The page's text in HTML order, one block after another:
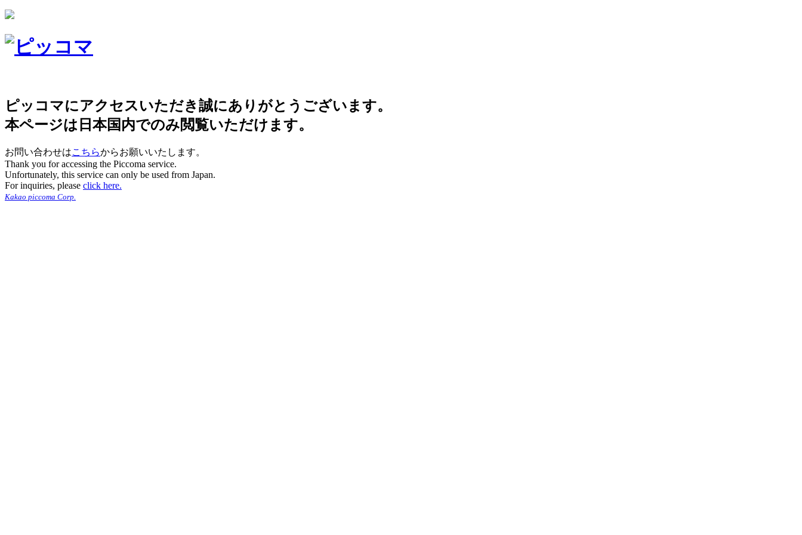
ピッコマにアクセスいただき誠にありがとうございます。
本ページは日本国内でのみ閲覧いただけます。
お問い合わせはこちらからお願いいたします。
Thank you for accessing the Piccoma service.
Unfortunately, this service can only be used from Japan.
For inquiries, please click here.
Kakao piccoma Corp.